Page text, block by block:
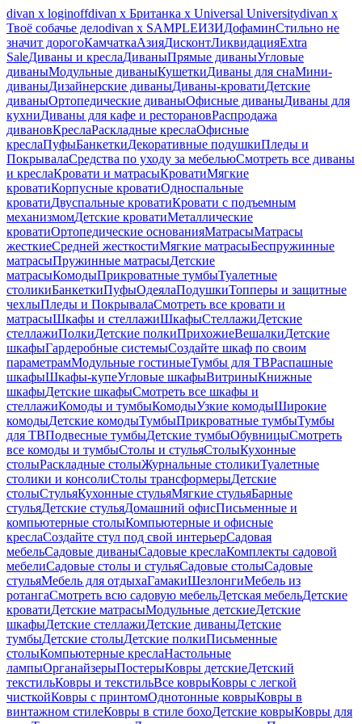
divan х loginoffdivan х Британка х Universal Universitydivan х
Твоё собачье делоdivan х SAMPLEИЗИДофаминСтильно не
значит дорогоКамчаткаАзияДисконтЛиквидацияExtra
SaleДиваны и креслаДиваныПрямые диваныУгловые
диваныМодульные диваныКушеткиДиваны для снаМини-
диваныДизайнерские диваныДиваны-кроватиДетские
диваныОртопедические диваныОфисные диваныДиваны для
кухниДиваны для кафе и ресторановРаспродажа
дивановКреслаРаскладные креслаОфисные
креслаПуфыБанкеткиДекоративные подушкиПледы и
ПокрывалаСредства по уходу за мебельюСмотреть все диваны
и креслаКровати и матрасыКроватиМягкие
кроватиКорпусные кроватиОдноспальные
кроватиДвуспальные кроватиКровати с подъемным
механизмомДетские кроватиМеталлические
кроватиОртопедические основанияМатрасыМатрасы
жесткиеСредней жесткостиМягкие матрасыБеспружинные
матрасыПружинные матрасыДетские
матрасыКомодыПрикроватные тумбыТуалетные
столикиБанкеткиПуфыОдеялаПодушкиТопперы и защитные
чехлыПледы и ПокрывалаСмотреть все кровати и
матрасыШкафы и стеллажиШкафыСтеллажиДетские
стеллажиПолкиДетские полкиПрихожиеВешалкиДетские
шкафыГардеробные системыСоздайте шкаф по своим
параметрамМодульные гостиныеТумбы для ТВРаспашные
шкафыШкафы-купеУгловые шкафыВитриныКнижные
шкафыДетские шкафыСмотреть все шкафы и
стеллажиКомоды и тумбыКомодыУзкие комодыШирокие
комодыДетские комодыТумбыПрикроватные тумбыТумбы
для ТВПодвесные тумбыДетские тумбыОбувницыСмотреть
все комоды и тумбыСтолы и стульяСтолыКухонные
столыРаскладные столыЖурнальные столикиТуалетные
столики и консолиСтолы трансформерыДетские
столыСтульяКухонные стульяМягкие стульяБарные
стульяДетские стульяДомашний офисПисьменные и
компьютерные столыКомпьютерные и офисные
креслаСоздайте стул под свой интерьерСадовая
мебельСадовые диваныСадовые креслаКомплекты садовой
мебелиСадовые столы и стульяСадовые столыСадовые
стульяМебель для отдыхаГамакиШезлонгиМебель из
ротангаСмотреть всю садовую мебельДетская мебельДетские
кроватиДетские матрасыМодульные детскиеДетские
шкафыДетские стеллажиДетские диваныДетские
тумбыДетские столыДетские полкиПисьменные
столыКомпьютерные креслаНастольные
лампыОрганайзерыПостерыКовры детскиеДетский
текстильКовры и текстильВсе коврыКовры с легкой
чисткойКовры с принтомОднотонные коврыКовры в
винтажном стилеКовры в стиле бохоДетские коврыКовры для